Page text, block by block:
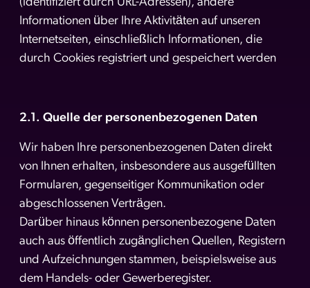
Informationen über Ihre Aktivitäten auf unseren
Internetseiten, einschließlich Informationen, die
durch Cookies registriert und gespeichert werden
2.1. Quelle der personenbezogenen Daten
Wir haben Ihre personenbezogenen Daten direkt
von Ihnen erhalten, insbesondere aus ausgefüllten
Formularen, gegenseitiger Kommunikation oder
abgeschlossenen Verträgen.
Darüber hinaus können personenbezogene Daten
auch aus öffentlich zugänglichen Quellen, Registern
und Aufzeichnungen stammen, beispielsweise aus
dem Handels- oder Gewerberegister.